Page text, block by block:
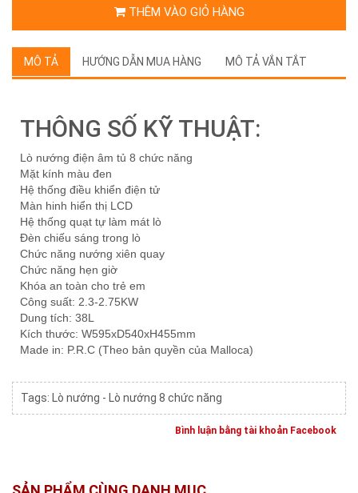
THÊM VÀO GIỎ HÀNG
MÔ TẢ HƯỚNG DẪN MUA HÀNG MÔ TẢ VẮN TẮT
THÔNG SỐ KỸ THUẬT:
Lò nướng điện âm tủ 8 chức năng
Mặt kính màu đen
Hệ thống điều khiển điện tử
Màn hinh hiển thị LCD
Hệ thống quạt tự làm mát lò
Đèn chiếu sáng trong lò
Chức năng nướng xiên quay
Chức năng hẹn giờ
Khóa an toàn cho trẻ em
Công suất: 2.3-2.75KW
Dung tích: 38L
Kích thước: W595xD540xH455mm
Made in: P.R.C (Theo bản quyền của Malloca)
Tags: Lò nướng - Lò nướng 8 chức năng
Bình luận bằng tài khoản Facebook